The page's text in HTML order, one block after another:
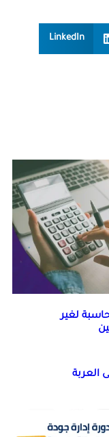
LinkedIn
لغير
العربة